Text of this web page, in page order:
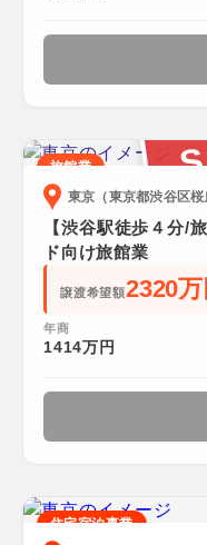
旅館業
東京（東京都渋谷区桜
【渋谷駅徒歩４分/
ド向け旅館業
譲渡希望額2320万
年商
1414万円
住宅宿泊事業